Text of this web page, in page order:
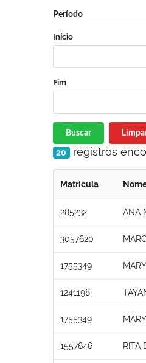
Período
Início
Fim
Buscar
20 registros
Matrícula
285232 ANA
3057620
1755349
1241198
1755349
1557646 RITA